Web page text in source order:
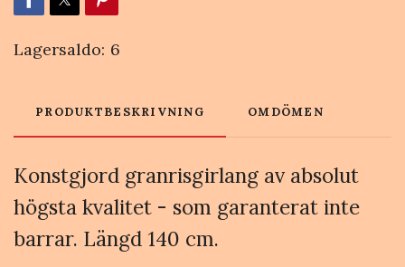
Lagersaldo: 6
PRODUKTBESKRIVNING OMDÖMEN
Konstgjord granrisgirlang av absolut
högsta kvalitet - som garanterat inte
barrar. Längd 140 cm.